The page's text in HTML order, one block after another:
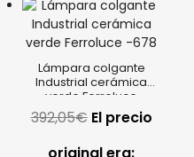
Lámpara colgante
Industrial cerámica
verde Ferroluce
392,05€ El precio
original era: